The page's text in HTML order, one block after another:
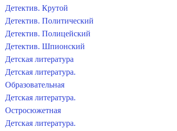
Детектив. Крутой
Детектив. Политический
Детектив. Полицейский
Детектив. Шпионский
Детская литература
Детская литература.
Образовательная
Детская литература.
Остросюжетная
Детская литература.